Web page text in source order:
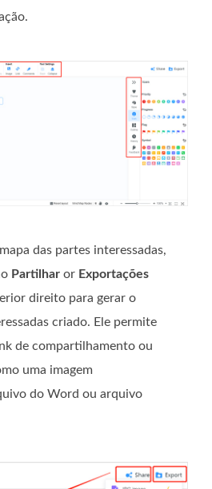
das partes interessadas,
Partilhar or Exportações
direito para gerar o
criado. Ele permite
de compartilhamento ou
uma imagem
do Word ou arquivo